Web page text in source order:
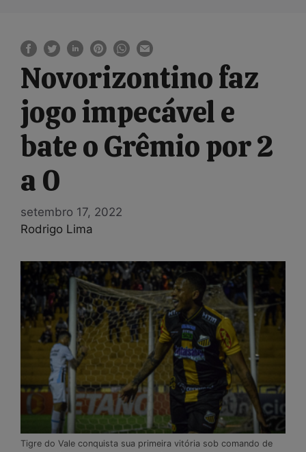
Novorizontino faz
jogo impecável e
bate o Grêmio por 2
a 0
setembro 17, 2022
Rodrigo Lima
Tigre do Vale conquista sua primeira vitória sob comando de